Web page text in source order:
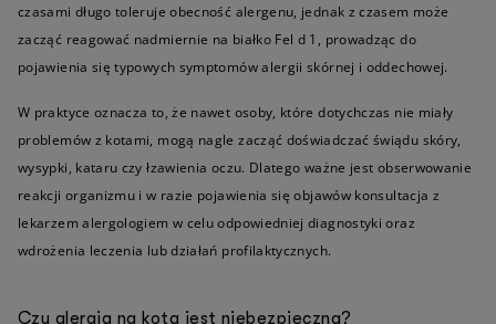
czasami długo toleruje obecność alergenu, jednak z czasem może
zacząć reagować nadmiernie na białko Fel d 1, prowadząc do
pojawienia się typowych symptomów alergii skórnej i oddechowej.
W praktyce oznacza to, że nawet osoby, które dotychczas nie miały
problemów z kotami, mogą nagle zacząć doświadczać świądu skóry,
wysypki, kataru czy łzawienia oczu. Dlatego ważne jest obserwowanie
reakcji organizmu i w razie pojawienia się objawów konsultacja z
lekarzem alergologiem w celu odpowiedniej diagnostyki oraz
wdrożenia leczenia lub działań profilaktycznych.
Czy alergia na kota jest niebezpieczna?